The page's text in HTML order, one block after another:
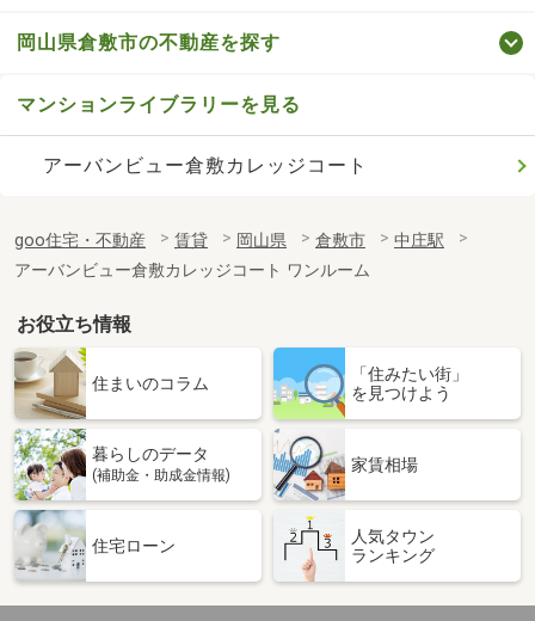
岡山県倉敷市の不動産を探す
マンションライブラリーを見る
アーバンビュー倉敷カレッジコート
goo住宅・不動産 賃貸 岡山県 倉敷市
中庄駅
アーバンビュー倉敷カレッジコート ワンルーム
お役立ち情報
住まいのコラム
「住みたい街」
を見つけよう
暮らしのデータ
(補助金・助成金情報)
家賃相場
住宅ローン
人気タウン
ランキング